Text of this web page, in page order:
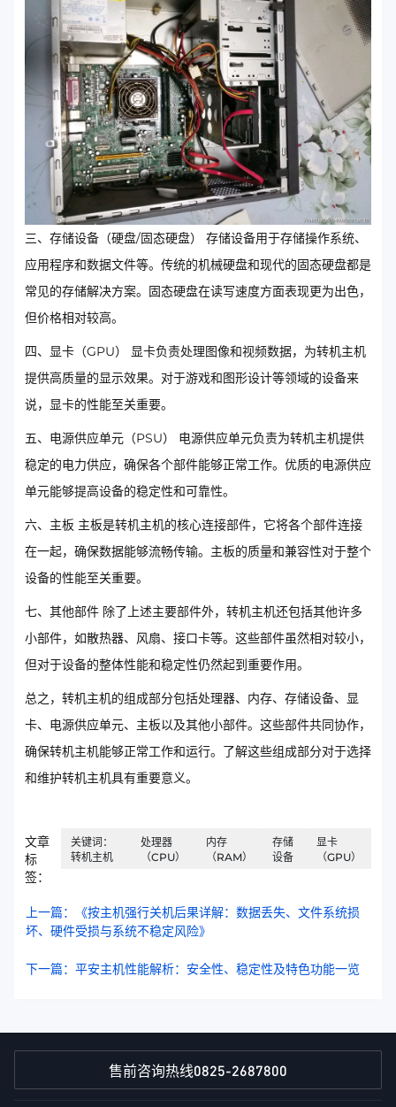
三、存储设备（硬盘/固态硬盘） 存储设备用于存储操作系统、
应用程序和数据文件等。传统的机械硬盘和现代的固态硬盘都是
常见的存储解决方案。固态硬盘在读写速度方面表现更为出色，
但价格相对较高。
四、显卡（GPU） 显卡负责处理图像和视频数据，为转机主机
提供高质量的显示效果。对于游戏和图形设计等领域的设备来
说，显卡的性能至关重要。
五、电源供应单元（PSU） 电源供应单元负责为转机主机提供
稳定的电力供应，确保各个部件能够正常工作。优质的电源供应
单元能够提高设备的稳定性和可靠性。
六、主板 主板是转机主机的核心连接部件，它将各个部件连接
在一起，确保数据能够流畅传输。主板的质量和兼容性对于整个
设备的性能至关重要。
七、其他部件 除了上述主要部件外，转机主机还包括其他许多
小部件，如散热器、风扇、接口卡等。这些部件虽然相对较小，
但对于设备的整体性能和稳定性仍然起到重要作用。
总之，转机主机的组成部分包括处理器、内存、存储设备、显
卡、电源供应单元、主板以及其他小部件。这些部件共同协作，
确保转机主机能够正常工作和运行。了解这些组成部分对于选择
和维护转机主机具有重要意义。
文章
标
签：
关键词：
转机主机
处理器
（CPU）
内存
（RAM）
存储
设备
显卡
（GPU）
上一篇：《按主机强行关机后果详解：数据丢失、文件系统损
坏、硬件受损与系统不稳定风险》
下一篇：平安主机性能解析：安全性、稳定性及特色功能一览
售前咨询热线0825-2687800